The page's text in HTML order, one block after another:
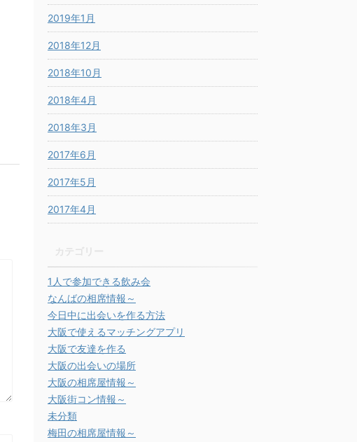
2019年1月
2018年12月
2018年10月
2018年4月
2018年3月
2017年6月
2017年5月
2017年4月
1人で参加できる飲み会
なんばの相席情報～
今日中に出会いを作る方法
大阪で使えるマッチングアプリ
大阪で友達を作る
大阪の出会いの場所
大阪の相席屋情報～
大阪街コン情報～
未分類
梅田の相席屋情報～